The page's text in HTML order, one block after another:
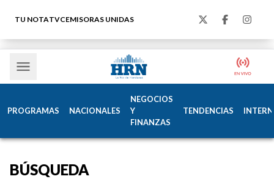
TU NOTATVCEMISORAS UNIDAS
PROGRAMAS NACIONALES
NEGOCIOS
Y
FINANZAS
TENDENCIAS
BÚSQUEDA